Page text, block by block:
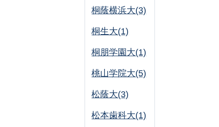
桐蔭横浜大(3)
桐生大(1)
桐朋学園大(1)
桃山学院大(5)
松蔭大(3)
松本歯科大(1)